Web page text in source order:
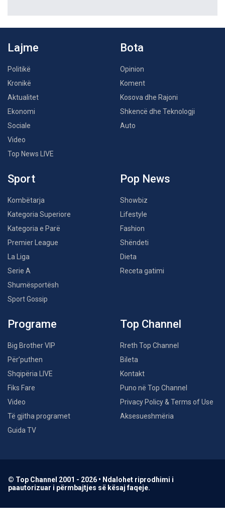
Lajme
Politikë
Kronikë
Aktualitet
Ekonomi
Sociale
Video
Top News LIVE
Bota
Opinion
Koment
Kosova dhe Rajoni
Shkencë dhe Teknologji
Auto
Sport
Kombëtarja
Kategoria Superiore
Kategoria e Parë
Premier League
La Liga
Serie A
Shumësportësh
Sport Gossip
Pop News
Showbiz
Lifestyle
Fashion
Shëndeti
Dieta
Receta gatimi
Programe
Big Brother VIP
Për’puthen
Shqipëria LIVE
Fiks Fare
Video
Të gjitha programet
Guida TV
Top Channel
Rreth Top Channel
Bileta
Kontakt
Puno në Top Channel
Privacy Policy & Terms of Use
Aksesueshmëria
© Top Channel 2001 - 2026 • Ndalohet riprodhimi i
paautorizuar i përmbajtjes së kësaj faqeje.